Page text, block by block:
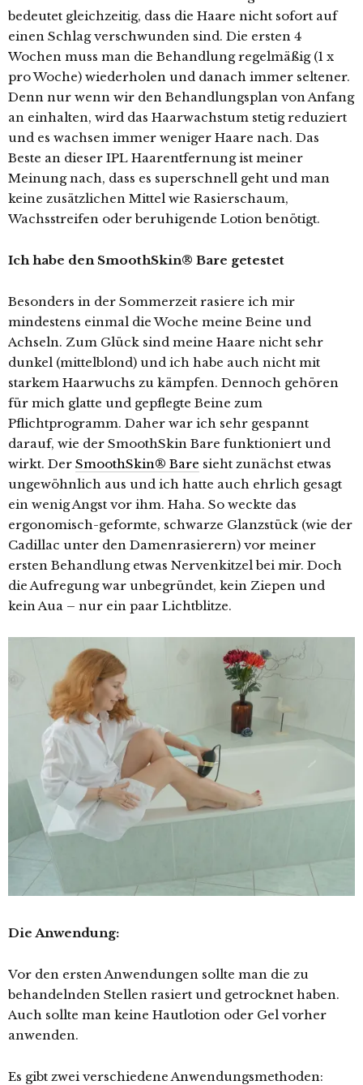
bedeutet gleichzeitig, dass die Haare nicht sofort auf
einen Schlag verschwunden sind. Die ersten 4
Wochen muss man die Behandlung regelmäßig (1 x
pro Woche) wiederholen und danach immer seltener.
Denn nur wenn wir den Behandlungsplan von Anfang
an einhalten, wird das Haarwachstum stetig reduziert
und es wachsen immer weniger Haare nach. Das
Beste an dieser IPL Haarentfernung ist meiner
Meinung nach, dass es superschnell geht und man
keine zusätzlichen Mittel wie Rasierschaum,
Wachsstreifen oder beruhigende Lotion benötigt.
Ich habe den SmoothSkin® Bare getestet
Besonders in der Sommerzeit rasiere ich mir
mindestens einmal die Woche meine Beine und
Achseln. Zum Glück sind meine Haare nicht sehr
dunkel (mittelblond) und ich habe auch nicht mit
starkem Haarwuchs zu kämpfen. Dennoch gehören
für mich glatte und gepflegte Beine zum
Pflichtprogramm. Daher war ich sehr gespannt
darauf, wie der SmoothSkin Bare funktioniert und
wirkt. Der SmoothSkin® Bare sieht zunächst etwas
ungewöhnlich aus und ich hatte auch ehrlich gesagt
ein wenig Angst vor ihm. Haha. So weckte das
ergonomisch-geformte, schwarze Glanzstück (wie der
Cadillac unter den Damenrasierern) vor meiner
ersten Behandlung etwas Nervenkitzel bei mir. Doch
die Aufregung war unbegründet, kein Ziepen und
kein Aua – nur ein paar Lichtblitze.
Die Anwendung:
Vor den ersten Anwendungen sollte man die zu
behandelnden Stellen rasiert und getrocknet haben.
Auch sollte man keine Hautlotion oder Gel vorher
anwenden.
Es gibt zwei verschiedene Anwendungsmethoden: